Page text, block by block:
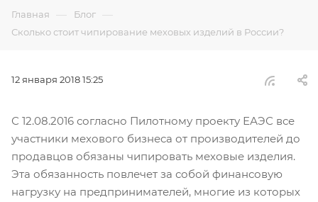
Главная — Блог —
Сколько стоит чипирование меховых изделий в России?
12 января 2018 15:25
С 12.08.2016 согласно Пилотному проекту ЕАЭС все
участники мехового бизнеса от производителей до
продавцов обязаны чипировать меховые изделия.
Эта обязанность повлечет за собой финансовую
нагрузку на предпринимателей, многие из которых